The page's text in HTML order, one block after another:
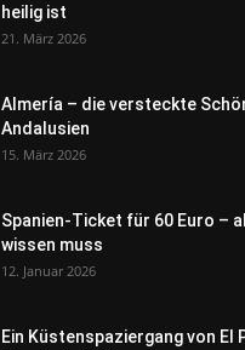
heilig ist
21. März 2026
Almería – die versteckte
Andalusien
15. März 2026
Spanien-Ticket für 60 Euro –
wissen muss
12. Januar 2026
Ein Küstenspaziergang von El